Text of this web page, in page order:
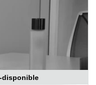
disponible